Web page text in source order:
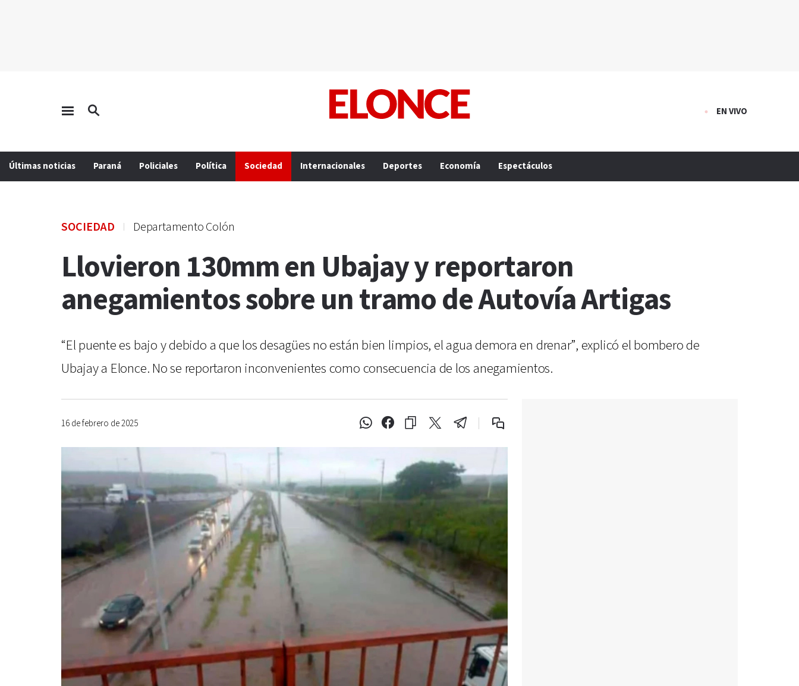
EN VIVO
Últimas noticias Paraná Policiales Política Sociedad Internacionales Deportes Economía Espectáculos
SOCIEDAD Departamento Colón
Llovieron 130mm en Ubajay y reportaron
anegamientos sobre un tramo de Autovía Artigas
“El puente es bajo y debido a que los desagües no están bien limpios, el agua demora en drenar”, explicó el bombero de
Ubajay a Elonce. No se reportaron inconvenientes como consecuencia de los anegamientos.
16 de febrero de 2025